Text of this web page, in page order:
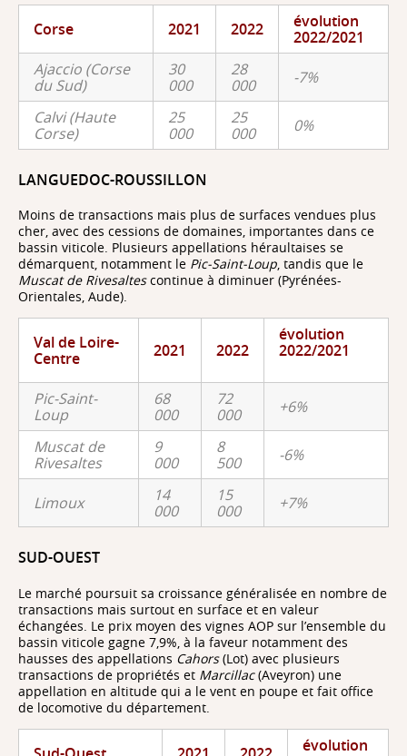
Corse 2021 2022
évolution
2022/2021
Ajaccio (Corse
du Sud)
30
000
28
000
-7%
Calvi (Haute
Corse)
25
000
25
000
0%
LANGUEDOC-ROUSSILLON
Moins de transactions mais plus de surfaces vendues plus
cher, avec des cessions de domaines, importantes dans ce
bassin viticole. Plusieurs appellations héraultaises se
démarquent, notamment le Pic-Saint-Loup, tandis que le
Muscat de Rivesaltescontinue à diminuer (Pyrénées-
Orientales, Aude).
Val de Loire-
Centre
2021 2022
évolution
2022/2021
Pic-Saint-
Loup
68
000
72
000
+6%
Muscat de
Rivesaltes
9
000
8
500
-6%
Limoux
14
000
15
000
+7%
SUD-OUEST
Le marché poursuit sa croissance généralisée en nombre de
transactions mais surtout en surface et en valeur
échangées. Le prix moyen des vignes AOP sur l’ensemble du
bassin viticole gagne 7,9%, à la faveur notamment des
hausses des appellations Cahors(Lot) avec plusieurs
transactions de propriétés et Marcillac(Aveyron) une
appellation en altitude qui a le vent en poupe et fait office
de locomotive du département.
évolution